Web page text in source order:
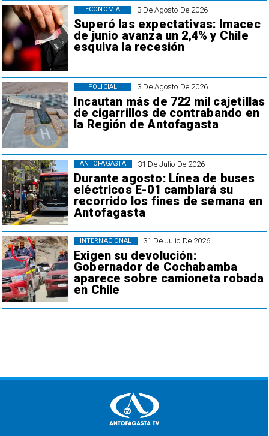
3 De Agosto De 2026
Superó las expectativas: Imacec
de junio avanza un 2,4% y Chile
esquiva la recesión
ECONOMÍA
3 De Agosto De 2026
Incautan más de 722 mil cajetillas
de cigarrillos de contrabando en
la Región de Antofagasta
POLICIAL
31 De Julio De 2026
Durante agosto: Línea de buses
eléctricos E-01 cambiará su
recorrido los fines de semana en
Antofagasta
ANTOFAGASTA
31 De Julio De 2026
Exigen su devolución:
Gobernador de Cochabamba
aparece sobre camioneta robada
en Chile
INTERNACIONAL